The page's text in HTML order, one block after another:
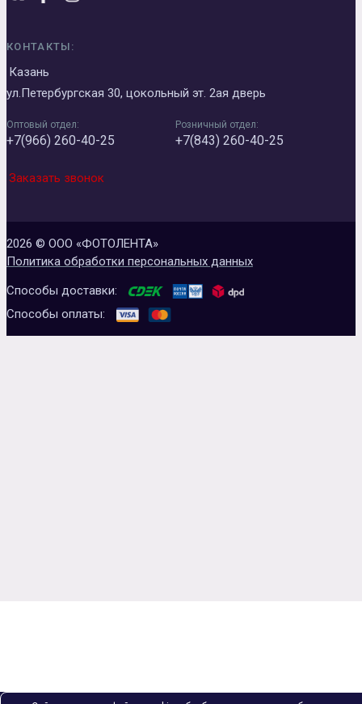
КОНТАКТЫ:
Казань
ул.Петербургская 30, цокольный эт. 2ая дверь
Оптовый отдел:
+7(966) 260-40-25
Розничный отдел:
+7(843) 260-40-25
Заказать звонок
2026 © ООО «ФОТОЛЕНТА»
Политика обработки персональных данных
Способы доставки:
Способы оплаты: